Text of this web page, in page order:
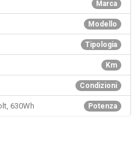
Marca
Modello
Tipologia
Km
Condizioni
Potenza
630Wh